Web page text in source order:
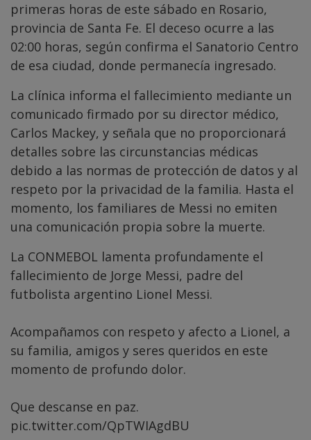
primeras horas de este sábado en Rosario,
provincia de Santa Fe. El deceso ocurre a las
02:00 horas, según confirma el Sanatorio Centro
de esa ciudad, donde permanecía ingresado.
La clínica informa el fallecimiento mediante un
comunicado firmado por su director médico,
Carlos Mackey, y señala que no proporcionará
detalles sobre las circunstancias médicas
debido a las normas de protección de datos y al
respeto por la privacidad de la familia. Hasta el
momento, los familiares de Messi no emiten
una comunicación propia sobre la muerte.
La CONMEBOL lamenta profundamente el
fallecimiento de Jorge Messi, padre del
futbolista argentino Lionel Messi.
Acompañamos con respeto y afecto a Lionel, a
su familia, amigos y seres queridos en este
momento de profundo dolor.
Que descanse en paz.
pic.twitter.com/QpTWIAgdBU